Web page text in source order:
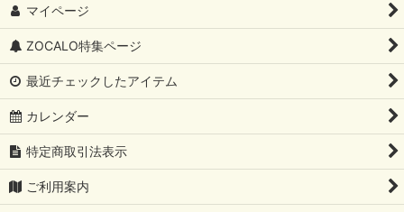
マイページ
ZOCALO特集ページ
最近チェックしたアイテム
カレンダー
特定商取引法表示
ご利用案内